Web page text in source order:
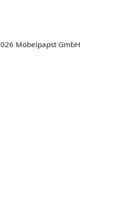
Möbelpapst GmbH